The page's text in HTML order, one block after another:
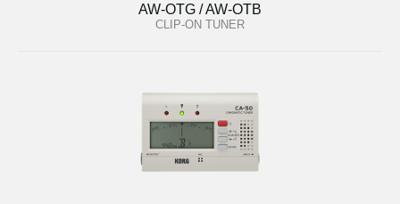
AW-OTG / AW-OTB
CLIP-ON TUNER